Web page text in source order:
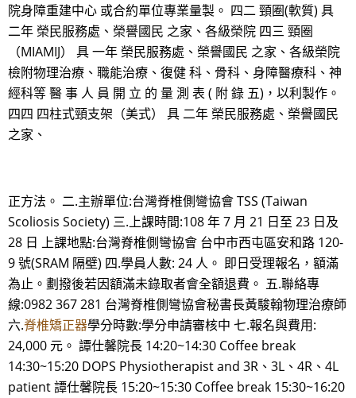
院身障重建中心 或合約單位專業量製。 四二 頸圈(軟質) 具
二年 榮民服務處、榮譽國民 之家、各級榮院 四三 頸圈
（MIAMIJ） 具 一年 榮民服務處、榮譽國民 之家、各級榮院
檢附物理治療、職能治療、復健 科、骨科、身障醫療科、神
經科等 醫 事 人 員 開 立 的 量 測 表 ( 附 錄 五)，以利製作。
四四 四柱式頸支架（美式） 具 二年 榮民服務處、榮譽國民
之家、
正方法。 二.主辦單位:台灣脊椎側彎協會 TSS (Taiwan
Scoliosis Society) 三.上課時間:108 年 7 月 21 日至 23 日及
28 日 上課地點:台灣脊椎側彎協會 台中市西屯區安和路 120-
9 號(SRAM 隔壁) 四.學員人數: 24 人。 即日受理報名，額滿
為止。劃撥後若因額滿未錄取者會全額退費。 五.聯絡專
線:0982 367 281 台灣脊椎側彎協會秘書長黃駿翰物理治療師
六.脊椎矯正器學分時數:學分申請審核中 七.報名與費用:
24,000 元。 譚仕馨院長 14:20~14:30 Coffee break
14:30~15:20 DOPS Physiotherapist and 3R、3L、4R、4L
patient 譚仕馨院長 15:20~15:30 Coffee break 15:30~16:20